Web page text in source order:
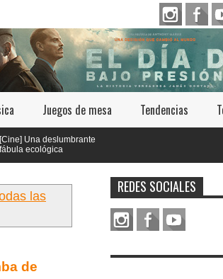
Juegos de mesa Tendencias
deslumbrante
las
de
REDES SOCIALES